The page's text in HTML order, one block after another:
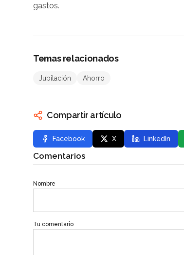
gastos.
Temas relacionados
Jubilación Ahorro
Compartir artículo
Facebook X LinkedIn
Comentarios
Nombre
Tu comentario